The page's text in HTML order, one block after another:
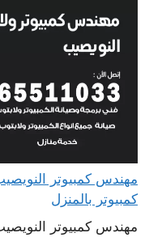
كمبيوتر بالمنزل
مهندس كمبيوتر